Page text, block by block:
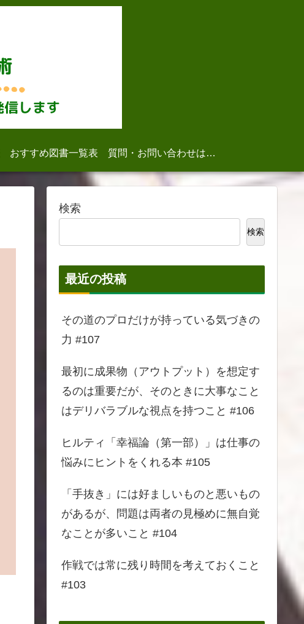
おすすめ図書一覧表 質問・お問い合わせはこちら
検索
検索
最近の投稿
その道のプロだけが持っている気づきの
力 #107
最初に成果物（アウトプット）を想定す
るのは重要だが、そのときに大事なこと
はデリバラブルな視点を持つこと #106
ヒルティ「幸福論（第一部）」は仕事の
悩みにヒントをくれる本 #105
「手抜き」には好ましいものと悪いもの
があるが、問題は両者の見極めに無自覚
なことが多いこと #104
作戦では常に残り時間を考えておくこと
#103